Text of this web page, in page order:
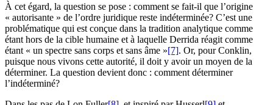
À cet égard, la question se pose : comment se fait-il que l’origine
« autorisante » de l’ordre juridique reste indéterminée? C’est une
problématique qui est conçue dans la tradition analytique comme
étant hors de la cible humaine et à laquelle Derrida réagit comme
étant « un spectre sans corps et sans âme »[7]. Or, pour Conklin,
puisque nous vivons cette autorité, il doit y avoir un moyen de la
déterminer. La question devient donc : comment déterminer
l’indéterminé?